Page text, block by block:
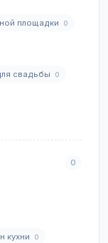
площадки 0
свадьбы 0
0
кухни 0